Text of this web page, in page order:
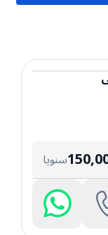
سنويا